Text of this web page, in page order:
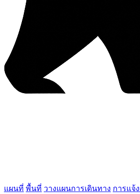
แผนที่ พื้นที่ วางแผนการเดินทาง การแจ้